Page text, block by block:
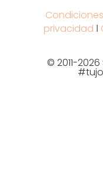
privacidad Ι
© 2011-